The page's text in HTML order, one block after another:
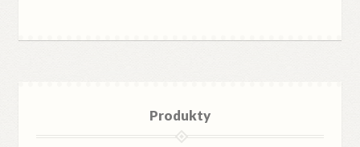
Produkty